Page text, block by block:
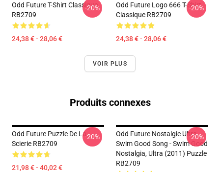
Odd Future T-Shirt Classique
RB2709
24,38 € - 28,06 €
-20%
Odd Future Logo 666 T-Shirt
Classique RB2709
24,38 € - 28,06 €
-20%
VOIR PLUS
Produits connexes
Odd Future Puzzle De La
Scierie RB2709
21,98 € - 40,02 €
-20%
Odd Future Nostalgie Ultra -
Swim Good Song - Swim Good
Nostalgia, Ultra (2011) Puzzle
RB2709
-20%